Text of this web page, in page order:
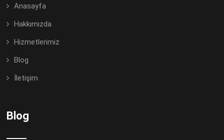
Anasayfa
Hakkımızda
Hizmetlerimiz
Blog
İletişim
Blog